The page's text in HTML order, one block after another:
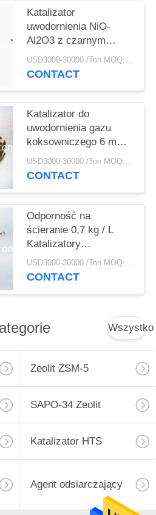
Katalizator
uwodornienia NiO-
Al2O3 z czarnym
cylindrem 15 mm
USD3000-30000 /Ton MOQ:1 KG
CONTACT
Katalizator do
uwodornienia gazu
koksowniczego 6 mm
Cog-1
USD3000-30000 /Ton MOQ:1 KG
CONTACT
Odporność na
ścieranie 0,7 kg / L
Katalizatory
hydroprocesorowe
USD3000-30000 /Ton MOQ:1 KG
CONTACT
Wszystko
Zeolit ​​ZSM-5
SAPO-34 Zeolit
Katalizator HTS
Agent odsiarczający